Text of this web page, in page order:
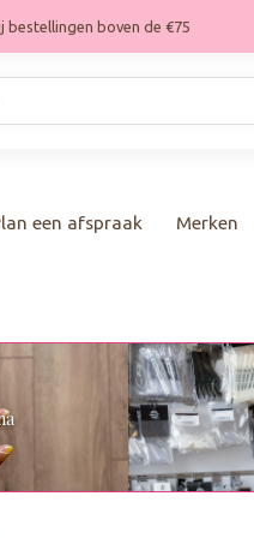
bestellingen boven de €75
een afspraak Merken